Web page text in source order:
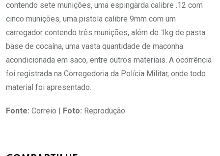
contendo sete munições, uma espingarda calibre .12 com
cinco munições, uma pistola calibre 9mm com um
carregador contendo três munições, além de 1kg de pasta
base de cocaína, uma vasta quantidade de maconha
acondicionada em saco, entre outros materiais. A ocorrência
foi registrada na Corregedoria da Polícia Militar, onde todo
material foi apresentado.
Fonte: Correio | Foto: Reprodução